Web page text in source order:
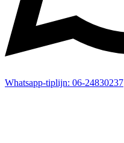
Whatsapp-tiplijn: 06-24830237